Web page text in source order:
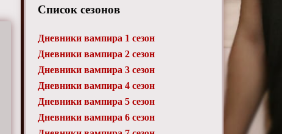
Список сезонов
Дневники вампира 1 сезон
Дневники вампира 2 сезон
Дневники вампира 3 сезон
Дневники вампира 4 сезон
Дневники вампира 5 сезон
Дневники вампира 6 сезон